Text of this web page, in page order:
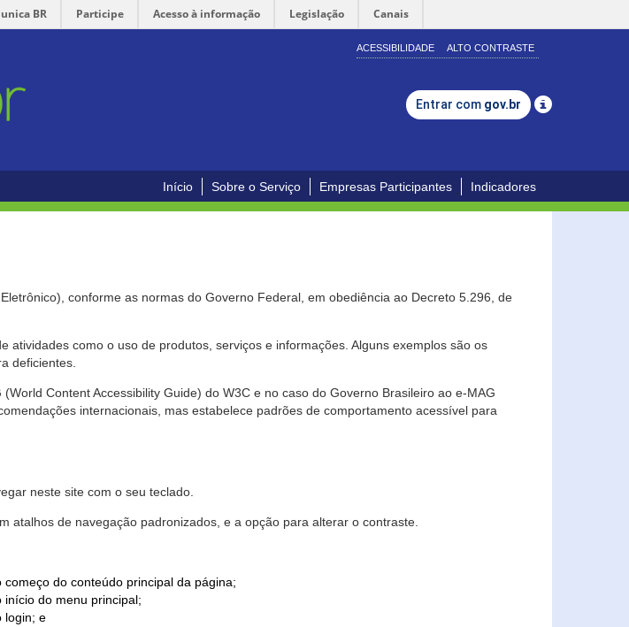
BR Participe Acesso à informação Legislação Canais
ACESSIBILIDADE ALTO CONTRASTE
Entrar com gov.br
Início Sobre o Serviço Empresas Participantes Indicadores
conforme as normas do Governo Federal, em obediência ao Decreto 5.296, de
como o uso de produtos, serviços e informações. Alguns exemplos são os
deficientes.
Content Accessibility Guide) do W3C e no caso do Governo Brasileiro ao e-MAG
internacionais, mas estabelece padrões de comportamento acessível para
neste site com o seu teclado.
atalhos de navegação padronizados, e a opção para alterar o contraste.
do conteúdo principal da página;
início do menu principal;
login; e